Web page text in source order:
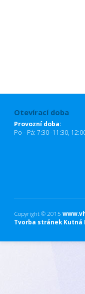
Otevírací doba
Provozní doba:
Po - Pá: 7:30 -11:30,
Copyright © 2015
Tvorba stránek Kutná